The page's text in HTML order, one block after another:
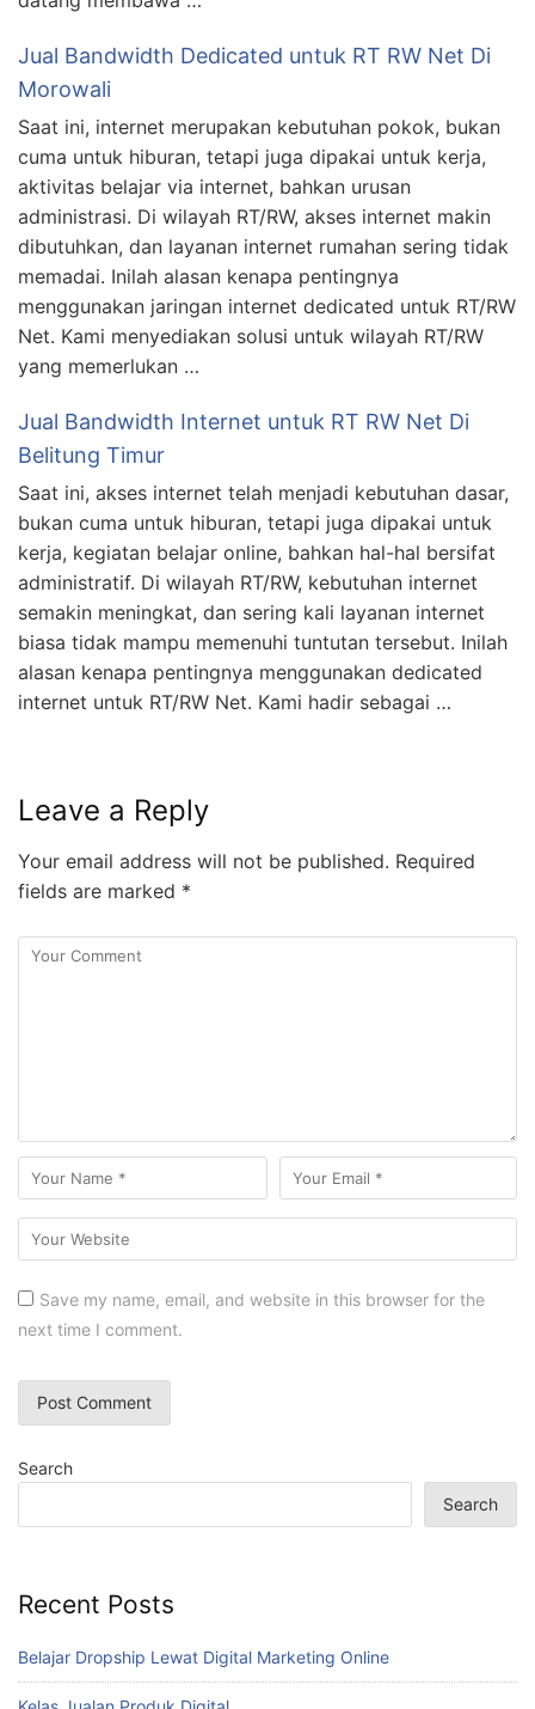
Jual Bandwidth Dedicated untuk RT RW Net Di
Morowali
Saat ini, internet merupakan kebutuhan pokok, bukan
cuma untuk hiburan, tetapi juga dipakai untuk kerja,
aktivitas belajar via internet, bahkan urusan
administrasi. Di wilayah RT/RW, akses internet makin
dibutuhkan, dan layanan internet rumahan sering tidak
memadai. Inilah alasan kenapa pentingnya
menggunakan jaringan internet dedicated untuk RT/RW
Net. Kami menyediakan solusi untuk wilayah RT/RW
yang memerlukan …
Jual Bandwidth Internet untuk RT RW Net Di
Belitung Timur
Saat ini, akses internet telah menjadi kebutuhan dasar,
bukan cuma untuk hiburan, tetapi juga dipakai untuk
kerja, kegiatan belajar online, bahkan hal-hal bersifat
administratif. Di wilayah RT/RW, kebutuhan internet
semakin meningkat, dan sering kali layanan internet
biasa tidak mampu memenuhi tuntutan tersebut. Inilah
alasan kenapa pentingnya menggunakan dedicated
internet untuk RT/RW Net. Kami hadir sebagai …
Leave a Reply
Your email address will not be published. Required
fields are marked *
Save my name, email, and website in this browser for the
next time I comment.
Search
Search
Recent Posts
Belajar Dropship Lewat Digital Marketing Online